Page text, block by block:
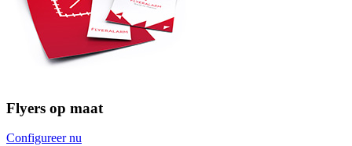
Flyers op maat
Configureer nu